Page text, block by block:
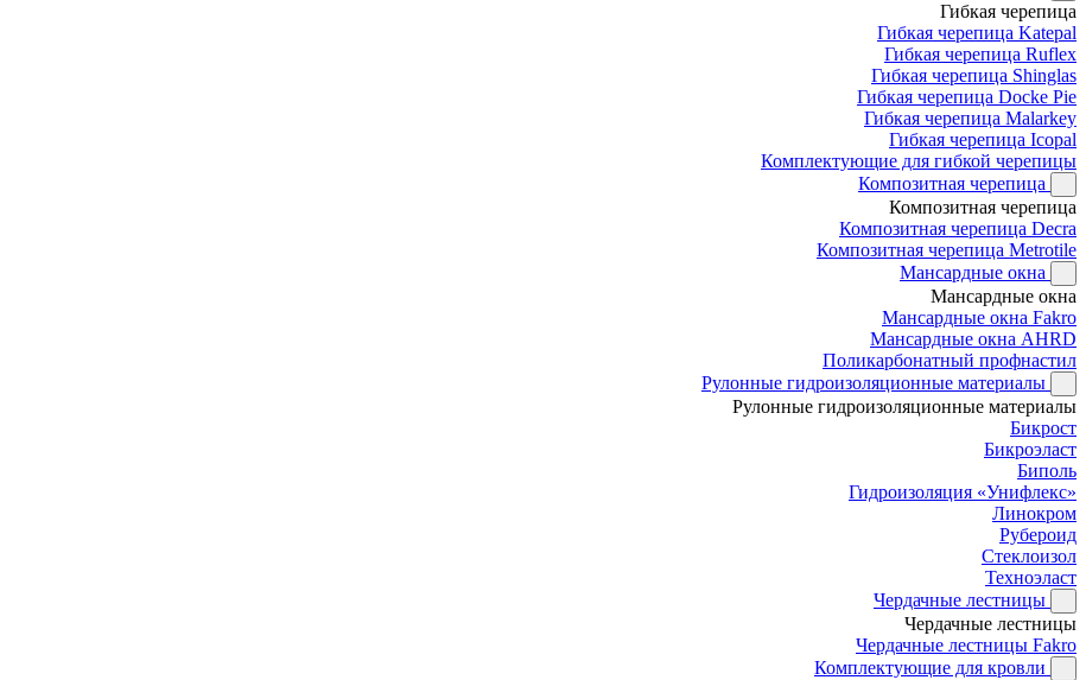
Гибкая черепица
Гибкая черепица Katepal
Гибкая черепица Ruflex
Гибкая черепица Shinglas
Гибкая черепица Docke Pie
Гибкая черепица Malarkey
Гибкая черепица Icopal
Комплектующие для гибкой черепицы
Композитная черепица
Композитная черепица
Композитная черепица Decra
Композитная черепица Metrotile
Мансардные окна
Мансардные окна
Мансардные окна Fakro
Мансардные окна AHRD
Поликарбонатный профнастил
Рулонные гидроизоляционные материалы
Рулонные гидроизоляционные материалы
Бикрост
Бикроэласт
Биполь
Гидроизоляция «Унифлекс»
Линокром
Рубероид
Стеклоизол
Техноэласт
Чердачные лестницы
Чердачные лестницы
Чердачные лестницы Fakro
Комплектующие для кровли